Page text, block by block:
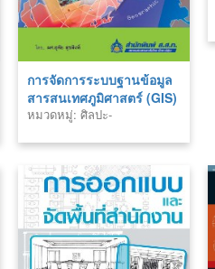
การจัดการระบบฐานข้อมูล
สารสนเทศภูมิศาสตร์ (GIS)
ด้วยโปรแกรม ArcView
หมวดหมู่: ศิลปะ-